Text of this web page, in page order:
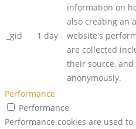
_gid 1 day
information on
also creating an
website's
are collected
their source,
anonymously.
Performance
Performance
Performance cookies are used